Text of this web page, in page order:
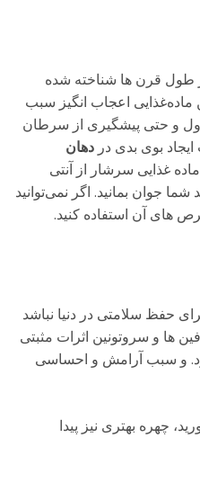
طول قرن ‌ها شناخته شده
اعجاب ‌انگیز سبب
و حتی پیشگیری از سرطان
بوی بدی در دهان
غذایی سرشار از آنتی
جوان بمانید. اگر نمی‌توانید
های آن استفاده کنید.
حفظ سلامتی در دنیا نباشد
‌ها و سروتونین اثرات مثبتی
و سبب آرامش و احساسی
چهره بهتری نیز پیدا